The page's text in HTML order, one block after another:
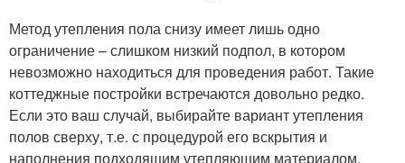
Метод утепления пола снизу имеет лишь одно
ограничение – слишком низкий подпол, в котором
невозможно находиться для проведения работ. Такие
коттеджные постройки встречаются довольно редко.
Если это ваш случай, выбирайте вариант утепления
полов сверху, т.е. с процедурой его вскрытия и
наполнения подходящим утепляющим материалом.